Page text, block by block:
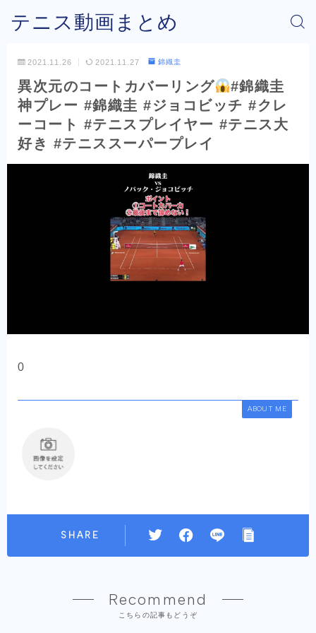
テニス動画まとめ
2021.11.26 2021.11.27 錦織圭
異次元のコートカバーリング
#錦織圭
神プレー #錦織圭 #ジョコビッチ #クレ
ーコート #テニスプレイヤー #テニス大
好き #テニススーパープレイ
0
ABOUT ME
SHARE
Recommend
こちらの記事もどうぞ